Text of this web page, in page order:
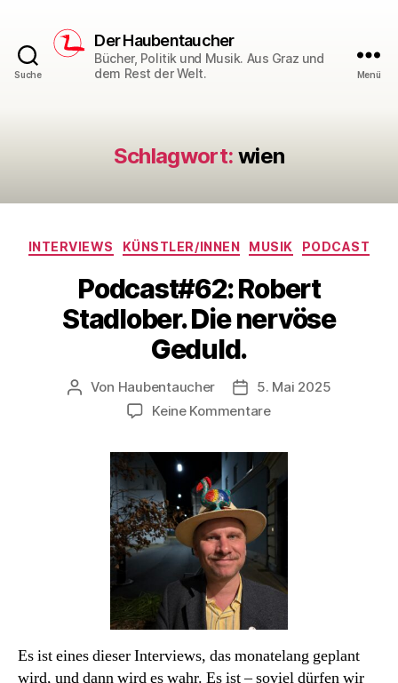
Suche
Der Haubentaucher
Bücher, Politik und Musik. Aus Graz und
dem Rest der Welt.
Menü
Schlagwort: wien
Kategorien
INTERVIEWS KÜNSTLER/INNEN MUSIK PODCAST
Podcast#62: Robert
Stadlober. Die nervöse
Geduld.
Beitragsautor
Von Haubentaucher Veröffentlichungsdatum
5. Mai 2025
Keine Kommentarezu
Robert
Stadlober.
Die
nervöse
Geduld.
Es ist eines dieser Interviews, das monatelang geplant
wird, und dann wird es wahr. Es ist – soviel dürfen wir